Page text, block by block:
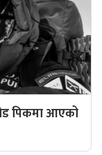
पिकमा आएको